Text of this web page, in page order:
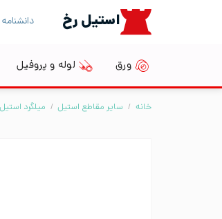
استیل رخ دانشنامه
ورق لوله و پروفیل
خانه / سایر مقاطع استیل / میلگرد استیل